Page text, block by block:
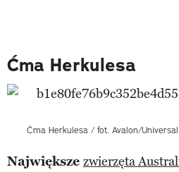
Ćma Herkulesa
Ćma Herkulesa / fot. Avalon/
Największe zwierzęta